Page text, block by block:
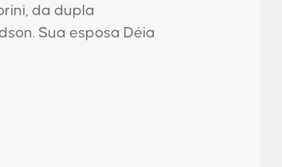
da dupla
Sua esposa Déia